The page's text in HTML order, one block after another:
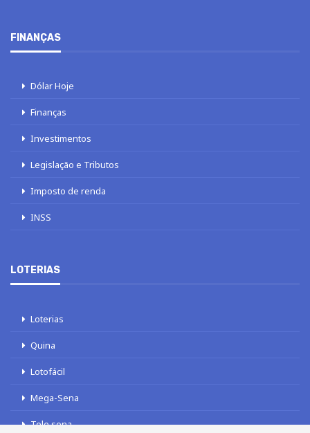
FINANÇAS
Dólar Hoje
Finanças
Investimentos
Legislação e Tributos
Imposto de renda
INSS
LOTERIAS
Loterias
Quina
Lotofácil
Mega-Sena
Tele sena